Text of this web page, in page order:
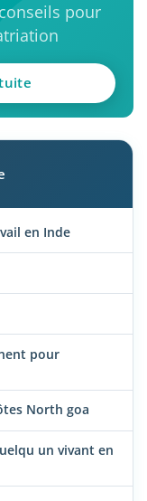
pour
en Inde
pour
North goa
un vivant en